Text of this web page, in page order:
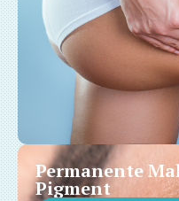
Permanente
Pigment